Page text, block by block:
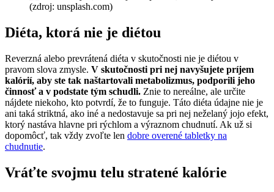
(zdroj: unsplash.com)
Diéta, ktorá nie je diétou
Reverzná alebo prevrátená diéta v skutočnosti nie je diétou v
pravom slova zmysle. V skutočnosti pri nej navyšujete príjem
kalórií, aby ste tak naštartovali metabolizmus, podporili jeho
činnosť a v podstate tým schudli. Znie to nereálne, ale určite
nájdete niekoho, kto potvrdí, že to funguje. Táto diéta údajne nie je
ani taká striktná, ako iné a nedostavuje sa pri nej neželaný jojo efekt,
ktorý nastáva hlavne pri rýchlom a výraznom chudnutí. Ak už si
dopomôcť, tak vždy zvoľte len dobre overené tabletky na
chudnutie.
Vráťte svojmu telu stratené kalórie